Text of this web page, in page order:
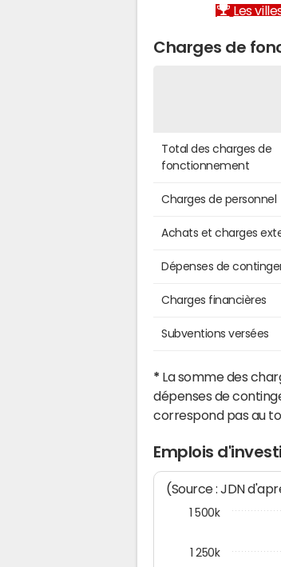
Les
Charges de
Total des charges de
fonctionnement
Charges de personnel
Achats et charges
Dépenses de
Charges financières
Subventions versées
* La somme des
dépenses de
correspond pas au
Emplois
(Source : JDN
1 250k
1 500k